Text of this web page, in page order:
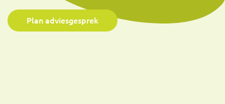
Plan adviesgesprek